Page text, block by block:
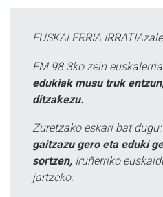
EUSKALERRIA
FM 98.3ko zein
edukiak musu truk
ditzakezu.
Zuretzako eskari bat dugu:
gaitzazu gero eta eduki
sortzen, Iruñerriko
jartzeko.